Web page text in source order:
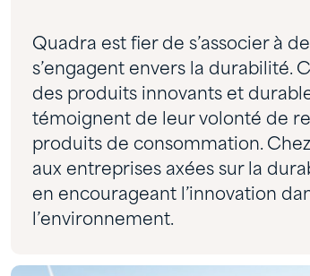
Quadra est fier de s’associer à
s’engagent envers la durabilité.
des produits innovants et
témoignent de leur volonté de
produits de consommation.
aux entreprises axées sur la
en encourageant l’innovation
l’environnement.